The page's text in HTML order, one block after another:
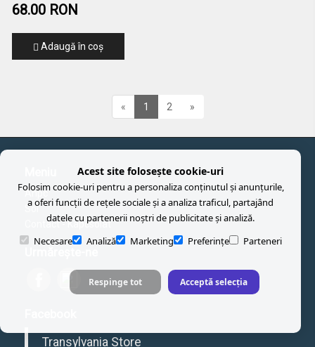
68.00 RON
Adaugă în coş
« 1 2 »
Anpc
Sol
Contact - Kapcsolat
Transylvania Store
Acest site folosește cookie-uri
Folosim cookie-uri pentru a personaliza conținutul și anunțurile,
a oferi funcții de rețele sociale și a analiza traficul, partajând
datele cu partenerii noștri de publicitate și analiză.
Necesare
Analiză Marketing Preferințe Parteneri
Respinge tot Acceptă selecția